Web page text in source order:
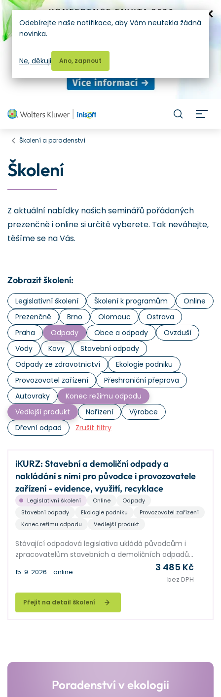
Školení a poradenství
Školení
Z aktuální nabídky našich seminářů pořádaných
prezenčně i online si určitě vyberete. Tak neváhejte,
těšíme se na Vás.
Zobrazit školení:
Legislativní školení Školení k programům
Online
Prezenčně
Brno Olomouc
Ostrava
Praha
Odpady Obce a odpady
Ovzduší
Vody
Kovy
Stavební odpady
Odpady ze zdravotnictví
Ekologie podniku
Provozovatel zařízení
Přeshraniční přeprava
Autovraky
Konec režimu odpadu
Vedlejší produkt
Nařízení
Výrobce
Dřevní odpad
Zrušit filtry
iKURZ: Stavební a demoliční odpady a
nakládání s nimi pro původce i provozovatele
zařízení - evidence, využití, recyklace
Legislativní školení Online
Odpady
Stavební odpady
Ekologie podniku
Provozovatel zařízení
Konec režimu odpadu
Vedlejší produkt
Stávající odpadová legislativa ukládá původcům i
zpracovatelům stavebních a demoličních odpadů
řadu povinností. Cílem má být maximální možné
využití těchto odpadů, a také znovupoužití stavebních
této souvislosti stavebníky trápí řada praktických
problémů, např. při nakládání s přebytky zemin.
vznikajícími ve stavebnictví.
Přejít na detail školení
15. 9. 2026 - online 3 485 Kč
bez DPH
Poradenství v ekologii
Odebírejte naše notifikace, aby Vám neutekla žádná
novinka.
Ano, zapnout
Ne, děkuji